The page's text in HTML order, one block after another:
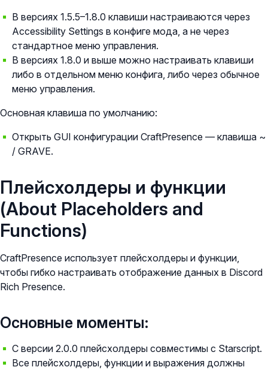
В версиях 1.5.5–1.8.0 клавиши настраиваются через
Accessibility Settings в конфиге мода, а не через
стандартное меню управления.
В версиях 1.8.0 и выше можно настраивать клавиши
либо в отдельном меню конфига, либо через обычное
меню управления.
Основная клавиша по умолчанию:
Открыть GUI конфигурации CraftPresence — клавиша ~
/ GRAVE.
Плейсхолдеры и функции
(About Placeholders and
Functions)
CraftPresence использует плейсхолдеры и функции,
чтобы гибко настраивать отображение данных в Discord
Rich Presence.
Основные моменты:
С версии 2.0.0 плейсхолдеры совместимы с Starscript.
Все плейсхолдеры, функции и выражения должны